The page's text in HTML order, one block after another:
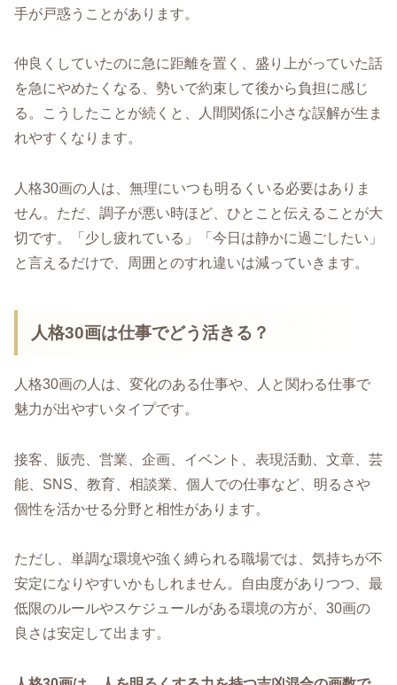
手が戸惑うことがあります。
仲良くしていたのに急に距離を置く、盛り上がっていた話
を急にやめたくなる、勢いで約束して後から負担に感じ
る。こうしたことが続くと、人間関係に小さな誤解が生ま
れやすくなります。
人格30画の人は、無理にいつも明るくいる必要はありま
せん。ただ、調子が悪い時ほど、ひとこと伝えることが大
切です。「少し疲れている」「今日は静かに過ごしたい」
と言えるだけで、周囲とのすれ違いは減っていきます。
人格30画は仕事でどう活きる？
人格30画の人は、変化のある仕事や、人と関わる仕事で
魅力が出やすいタイプです。
接客、販売、営業、企画、イベント、表現活動、文章、芸
能、SNS、教育、相談業、個人での仕事など、明るさや
個性を活かせる分野と相性があります。
ただし、単調な環境や強く縛られる職場では、気持ちが不
安定になりやすいかもしれません。自由度がありつつ、最
低限のルールやスケジュールがある環境の方が、30画の
良さは安定して出ます。